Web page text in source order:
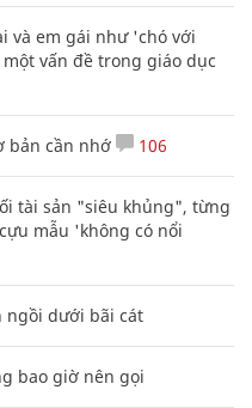
và em gái như 'chó với
vấn đề trong giáo dục
bản cần nhớ 106
tài sản "siêu khủng", từng
mẫu 'không có nổi
ngồi dưới bãi cát
bao giờ nên gọi